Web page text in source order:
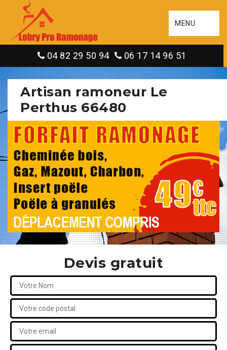
MENU
04 82 29 50 94 06 17 14 96 51
Artisan ramoneur Le
Perthus 66480
Devis gratuit